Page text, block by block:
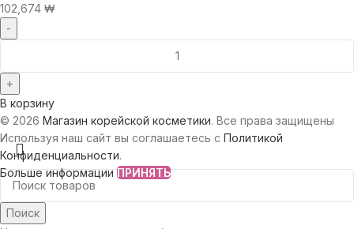
102,674 ₩
В корзину
© 2026 Магазин корейской косметики. Все права защищены
Поиск
Используя наш сайт вы соглашаетесь с Политикой
Конфиденциальности.
Больше информацииПРИНЯТЬ